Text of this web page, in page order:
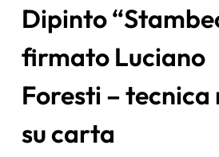
Dipinto
firmato Luciano
Foresti – tecnica
su carta